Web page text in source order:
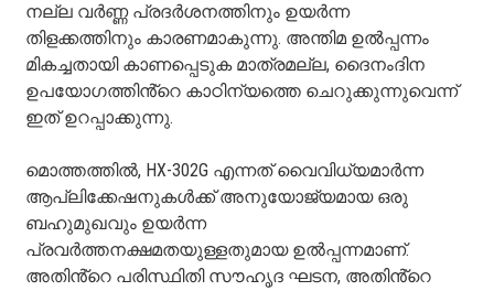
നല്ല വർണ്ണ പ്രദർശനത്തിനും ഉയർന്ന
തിളക്കത്തിനും കാരണമാകുന്നു. അന്തിമ ഉൽപ്പന്നം
മികച്ചതായി കാണപ്പെടുക മാത്രമല്ല, ദൈനംദിന
ഉപയോഗത്തിൻ്റെ കാഠിന്യത്തെ ചെറുക്കുന്നുവെന്ന്
ഇത് ഉറപ്പാക്കുന്നു.
മൊത്തത്തിൽ, HX-302G എന്നത് വൈവിധ്യമാർന്ന
ആപ്ലിക്കേഷനുകൾക്ക് അനുയോജ്യമായ ഒരു
ബഹുമുഖവും ഉയർന്ന
പ്രവർത്തനക്ഷമതയുള്ളതുമായ ഉൽപ്പന്നമാണ്.
അതിൻ്റെ പരിസ്ഥിതി സൗഹൃദ ഘടന, അതിൻ്റെ